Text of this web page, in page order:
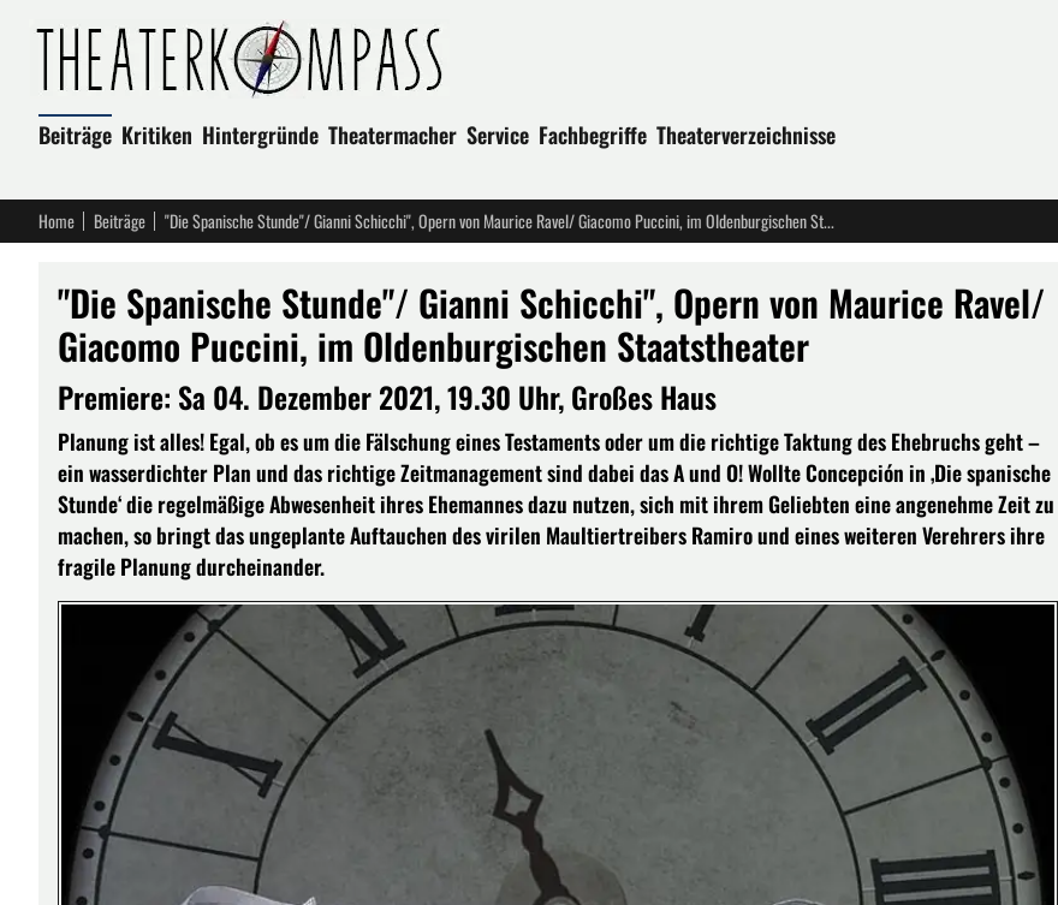
Beiträge Kritiken Hintergründe Theatermacher Service Fachbegriffe Theaterverzeichnisse
Home Beiträge "Die Spanische Stunde"/ Gianni Schicchi", Opern von Maurice Ravel/ Giacomo Puccini, im Oldenburgischen Staatstheater
"Die Spanische Stunde"/ Gianni Schicchi", Opern von Maurice Ravel/
Giacomo Puccini, im Oldenburgischen Staatstheater
Premiere: Sa 04. Dezember 2021, 19.30 Uhr, Großes Haus
Planung ist alles! Egal, ob es um die Fälschung eines Testaments oder um die richtige Taktung des Ehebruchs geht –
ein wasserdichter Plan und das richtige Zeitmanagement sind dabei das A und O! Wollte Concepción in ‚Die spanische
Stunde‘ die regelmäßige Abwesenheit ihres Ehemannes dazu nutzen, sich mit ihrem Geliebten eine angenehme Zeit zu
machen, so bringt das ungeplante Auftauchen des virilen Maultiertreibers Ramiro und eines weiteren Verehrers ihre
fragile Planung durcheinander.